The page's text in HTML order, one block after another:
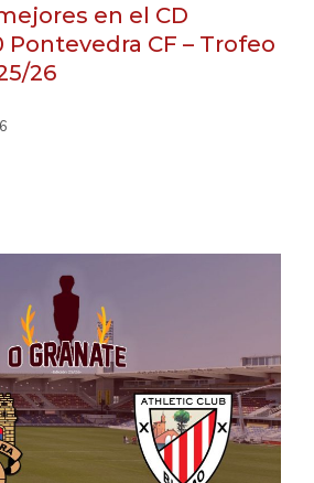
en el CD
Pontevedra CF – Trofeo
26